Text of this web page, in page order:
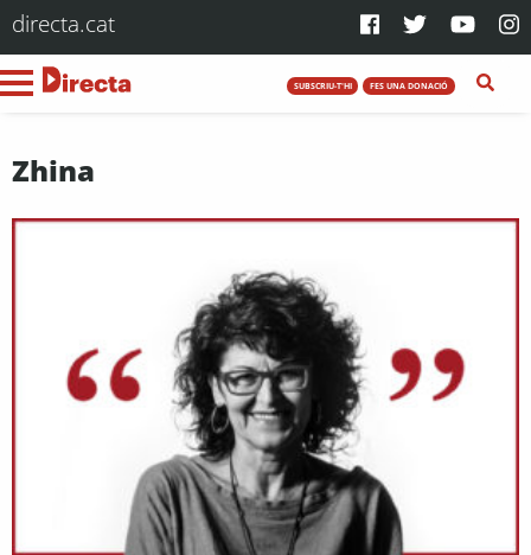
directa.cat
SUBSCRIU-T'HI FES UNA DONACIÓ
Zhina